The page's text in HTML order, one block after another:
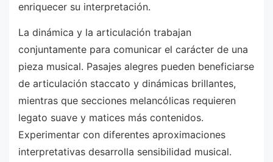
enriquecer su interpretación.
La dinámica y la articulación trabajan
conjuntamente para comunicar el carácter de una
pieza musical. Pasajes alegres pueden beneficiarse
de articulación staccato y dinámicas brillantes,
mientras que secciones melancólicas requieren
legato suave y matices más contenidos.
Experimentar con diferentes aproximaciones
interpretativas desarrolla sensibilidad musical.